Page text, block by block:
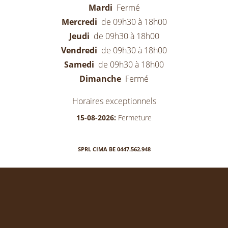
Mardi Fermé
Mercredi de 09h30 à 18h00
Jeudi de 09h30 à 18h00
Vendredi de 09h30 à 18h00
Samedi de 09h30 à 18h00
Dimanche Fermé
Horaires exceptionnels
15-08-2026: Fermeture
SPRL CIMA BE 0447.562.948